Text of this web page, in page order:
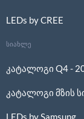
LEDs by CREE
სიახლე
კატალოგი Q4 -
კატალოგი მზის
LEDs by Samsung